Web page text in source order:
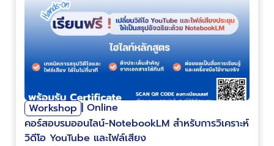
Workshop | Online
คอร์สอบรมออนไลน์-NotebookLM สำหรับการวิเคราะห์
วิดีโอ YouTube และไฟล์เสียง